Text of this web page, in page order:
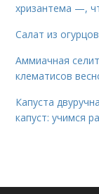
хризантема —,
Салат из
Аммиачная
клематисов
Капуста
капуст: учимся